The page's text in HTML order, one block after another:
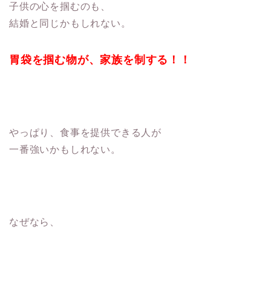
子供の心を掴むのも、
結婚と同じかもしれない。
胃袋を掴む物が、家族を制する！！
やっぱり、食事を提供できる人が
一番強いかもしれない。
なぜなら、